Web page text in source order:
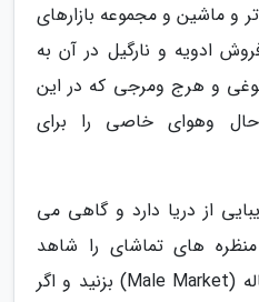
و ماشین و مجموعه بازارهای
ادویه و نارگیل در آن به
و هرج ومرجی که در این
وهوای خاصی را برای
از دریا دارد و گاهی می
منظره های تماشای را شاهد
باشید. حتما سری به بازار ماله (Male Market) بزنید و اگر